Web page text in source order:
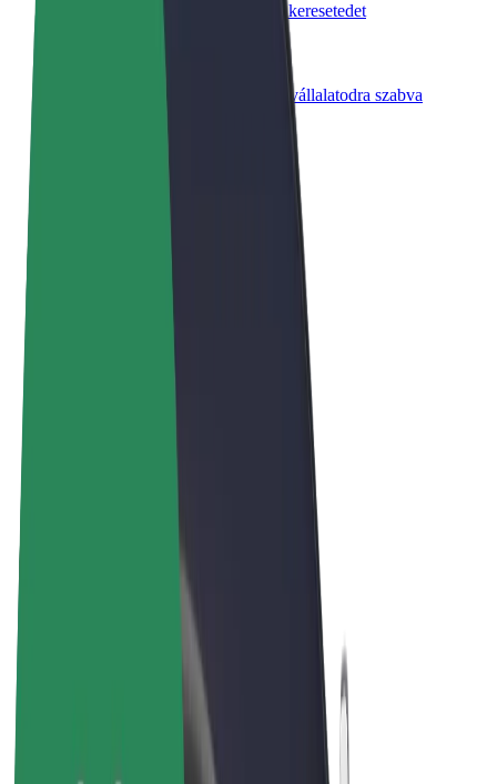
Légy Bolt flottapartner és növeld keresetedet
Bolt for Business
Bolt termékek és szolgáltatások a vállalatodra szabva